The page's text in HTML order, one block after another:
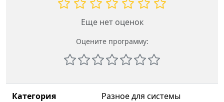
Еще нет оценок
Оцените программу:
Категория Разное для системы